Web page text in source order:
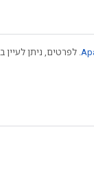
. לפרטים, ניתן לעיין ב